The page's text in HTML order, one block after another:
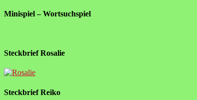
Minispiel – Wortsuchspiel
Steckbrief Rosalie
Steckbrief Reiko